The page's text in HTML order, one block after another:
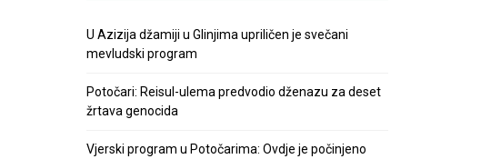
U Azizija džamiji u Glinjima upriličen je svečani
mevludski program
Potočari: Reisul-ulema predvodio dženazu za deset
žrtava genocida
Vjerski program u Potočarima: Ovdje je počinjeno